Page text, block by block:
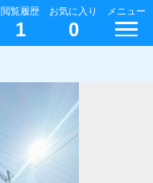
閲覧履歴
1
お気に入り
0
メニュー